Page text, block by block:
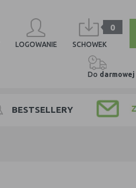
LOGOWANIE
0
SCHOWEK
Do darmowej
BESTSELLERY